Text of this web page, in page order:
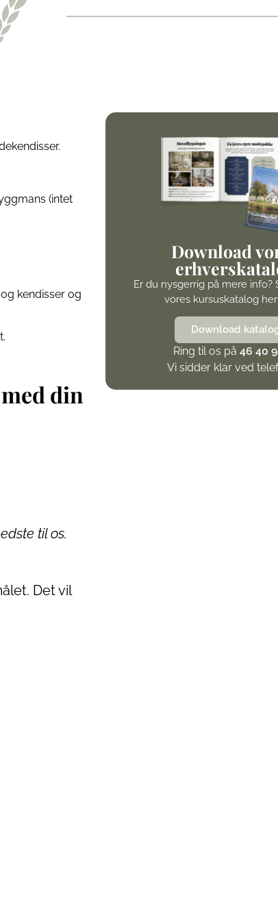
(intet
kendisser og
din
til os.
Det vil
Download
Er du nysgerrig på mere info?
vores kursuskatalog
Download
Ring til os på 46 40
Vi sidder klar ved